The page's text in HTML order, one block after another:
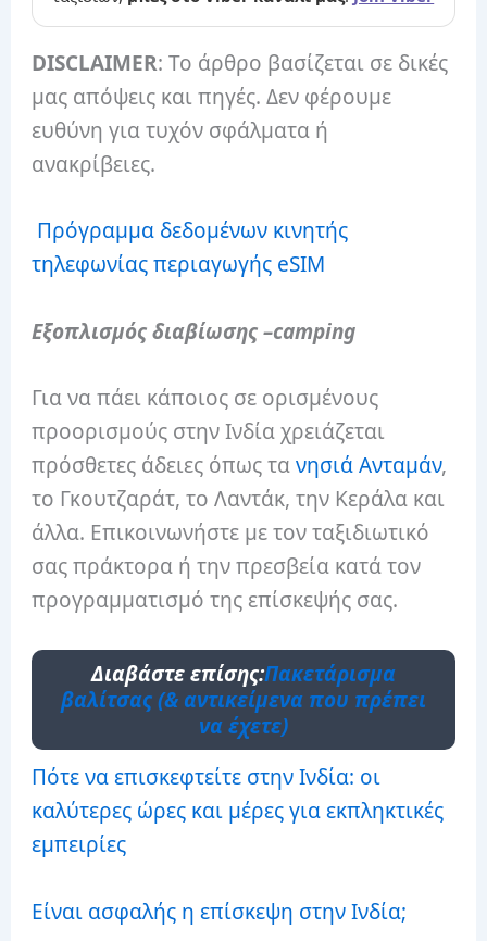
DISCLAIMER: Το άρθρο βασίζεται σε δικές
μας απόψεις και πηγές. Δεν φέρουμε
ευθύνη για τυχόν σφάλματα ή
ανακρίβειες.
Πρόγραμμα δεδομένων κινητής
τηλεφωνίας περιαγωγής eSIM
Εξοπλισμός διαβίωσης–camping
Για να πάει κάποιος σε ορισμένους
προορισμούς στην Ινδία χρειάζεται
πρόσθετες άδειες όπως τανησιά Ανταμάν,
το Γκουτζαράτ, το Λαντάκ, την Κεράλα και
άλλα. Επικοινωνήστε με τον ταξιδιωτικό
σας πράκτορα ή την πρεσβεία κατά τον
προγραμματισμό της επίσκεψής σας.
Διαβάστε επίσης:Πακετάρισμα
βαλίτσας (& αντικείμενα που πρέπει
να έχετε)
Πότε να επισκεφτείτε στην Ινδία: οι
καλύτερες ώρες και μέρες για εκπληκτικές
εμπειρίες
Είναι ασφαλής η επίσκεψη στην Ινδία;